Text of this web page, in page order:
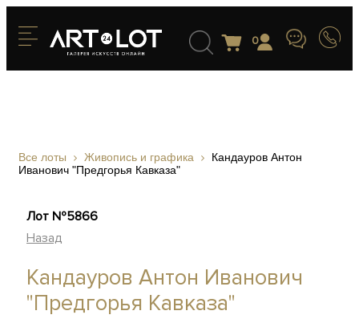
0
Все лоты Живопись и графика
Кандауров Антон
Иванович "Предгорья Кавказа"
Лот №5866
Назад
Кандауров Антон Иванович
"Предгорья Кавказа"